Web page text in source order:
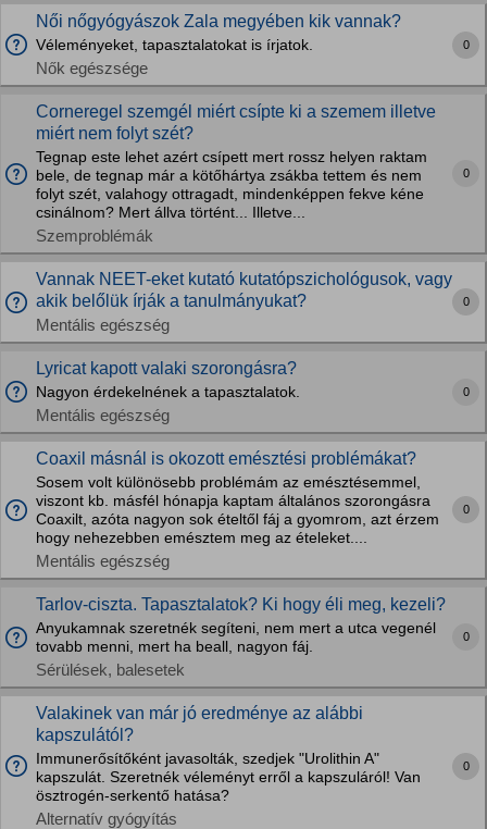
Női nőgyógyászok Zala megyében kik vannak?
Véleményeket, tapasztalatokat is írjatok.
Nők egészsége
0
Corneregel szemgél miért csípte ki a szemem illetve
miért nem folyt szét?
Tegnap este lehet azért csípett mert rossz helyen raktam
bele, de tegnap már a kötőhártya zsákba tettem és nem
folyt szét, valahogy ottragadt, mindenképpen fekve kéne
csinálnom? Mert állva történt... Illetve...
Szemproblémák
0
Vannak NEET-eket kutató kutatópszichológusok, vagy
akik belőlük írják a tanulmányukat?
Mentális egészség
0
Lyricat kapott valaki szorongásra?
Nagyon érdekelnének a tapasztalatok.
Mentális egészség
0
Coaxil másnál is okozott emésztési problémákat?
Sosem volt különösebb problémám az emésztésemmel,
viszont kb. másfél hónapja kaptam általános szorongásra
Coaxilt, azóta nagyon sok ételtől fáj a gyomrom, azt érzem
hogy nehezebben emésztem meg az ételeket....
Mentális egészség
0
Tarlov-ciszta. Tapasztalatok? Ki hogy éli meg, kezeli?
Anyukamnak szeretnék segíteni, nem mert a utca vegenél
tovabb menni, mert ha beall, nagyon fáj.
Sérülések, balesetek
0
Valakinek van már jó eredménye az alábbi
kapszulától?
Immunerősítőként javasolták, szedjek "Urolithin A"
kapszulát. Szeretnék véleményt erről a kapszuláról! Van
ösztrogén-serkentő hatása?
Alternatív gyógyítás
0